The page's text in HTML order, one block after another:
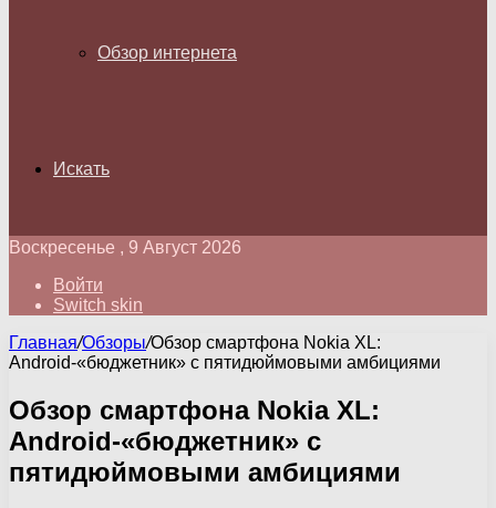
Обзор интернета
Искать
Воскресенье , 9 Август 2026
Войти
Switch skin
Главная/Обзоры/Обзор смартфона Nokia XL:
Android-«бюджетник» с пятидюймовыми амбициями
Обзор смартфона Nokia XL:
Android-«бюджетник» с
пятидюймовыми амбициями